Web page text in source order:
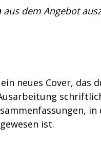
aus dem Angebot
neues Cover, das
in
ist.